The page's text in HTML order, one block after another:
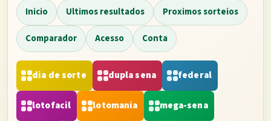
Inicio Ultimos resultados Proximos sorteios
Comparador Acesso Conta
dia de sorte dupla sena federal
lotofacil lotomania mega-sena